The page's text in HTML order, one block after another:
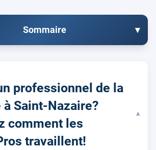
Sommaire ▾
professionnel de la
Saint-Nazaire?
comment les
travaillent!
▾